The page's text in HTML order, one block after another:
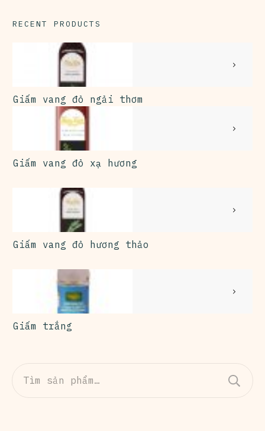
Tìm
RECENT PRODUCTS
Giấm vang đỏ ngải thơm
Giấm vang đỏ xạ hương
Giấm vang đỏ hương thảo
Giấm trắng